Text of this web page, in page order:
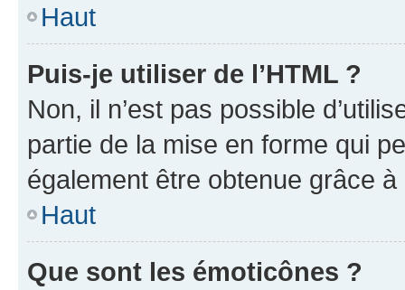
Haut
Puis-je utiliser de l’HTML ?
Non, il n’est pas possible
partie de la mise en forme qui
également être obtenue grâce à
Haut
Que sont les émoticônes ?